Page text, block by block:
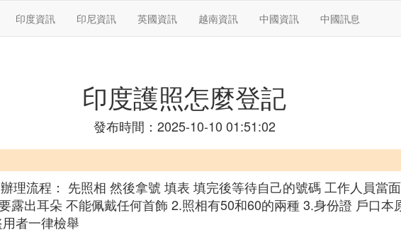
印度資訊 印尼資訊 英國資訊 越南資訊 中國資訊 中國訊息
印度護照怎麼登記
發布時間：2025-10-10 01:51:02
理流程： 先照相 然後拿號 填表 填完後等待自己的號碼 工作人員當
露出耳朵 不能佩戴任何首飾 2.照相有50和60的兩種 3.身份證 戶口本
者一律檢舉